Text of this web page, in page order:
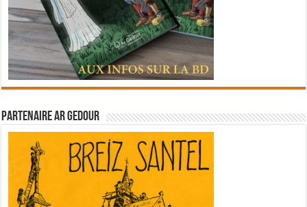
Partenaire Ar Gedour